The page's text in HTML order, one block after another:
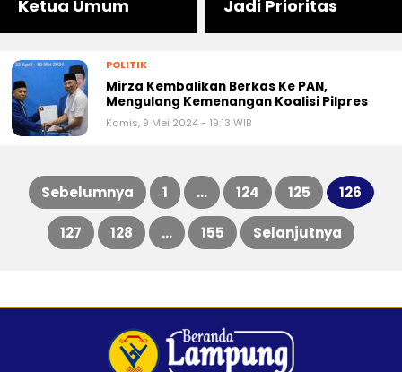
Ketua Umum
Jadi Prioritas
POLITIK
Mirza Kembalikan Berkas Ke PAN,
Mengulang Kemenangan Koalisi Pilpres
Kamis, 9 Mei 2024 - 19:13 WIB
Paginasi
Sebelumnya 1 … 124 125 126
127 128 … 155 Selanjutnya